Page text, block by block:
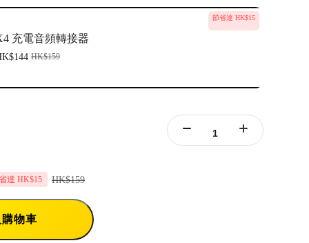
節省達 HK$15
充電音頻轉接器
HK$159
達 HK$15 HK$159
物車